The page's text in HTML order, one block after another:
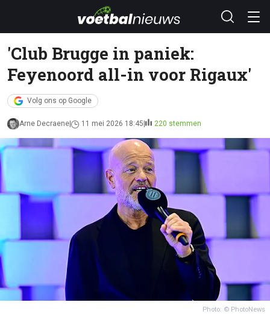
'Club Brugge in paniek:
Feyenoord all-in voor Rigaux'
Volg ons op Google
Arne Decraene 11 mei 2026 18:45 220 stemmen
Photo: © PhotoNews